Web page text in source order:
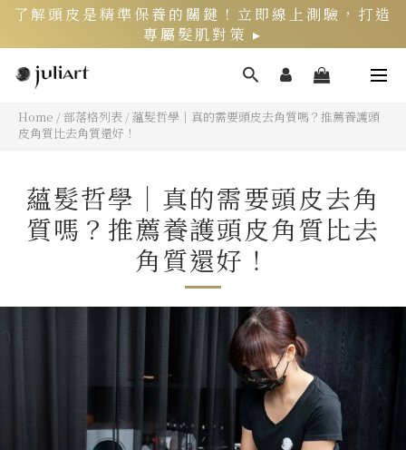
了解頭皮是精準保養的關鍵！立即線上測驗，打造
專屬髮肌對策 ▸
新客限定》LINE官方綁定會員，再領$200折價券
頭皮健康月》居家養護丨夏季限定組好評熱銷中 ▸
Home /部落格列表 /蘊髮哲學｜真的需要頭皮去角質嗎？推薦養護頭
皮角質比去角質還好！
蘊髮哲學｜真的需要頭皮去角
質嗎？推薦養護頭皮角質比去
角質還好！